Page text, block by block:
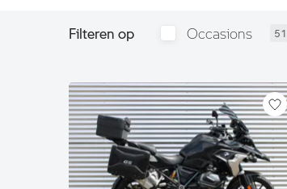
Filteren op Occasions 51